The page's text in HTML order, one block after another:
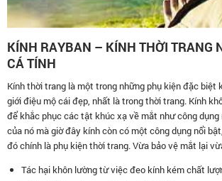
KÍNH RAYBAN – KÍNH THỜI TRANG
CÁ TÍNH
Kính thời trang là một trong những phụ kiện đặc biệt
giới điệu mộ cái đẹp, nhất là trong thời trang. Kính
để khắc phục các tật khúc xạ về mắt như công dụng
của nó mà giờ đây kính còn có một công dụng nổi
đó chính là phụ kiện thời trang. Vừa bảo vệ mắt lại
Tác hại khôn lường từ việc đeo kính kém chất